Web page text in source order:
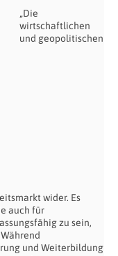
„Die
wirtschaftlichen
und geopolitischen
wider. Es
auch für
zu sein,
und Weiterbildung